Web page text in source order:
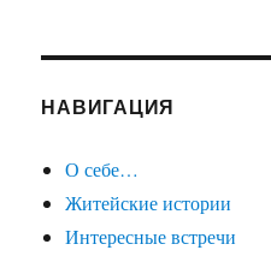
НАВИГАЦИЯ
О себе…
Житейские истории
Интересные встречи